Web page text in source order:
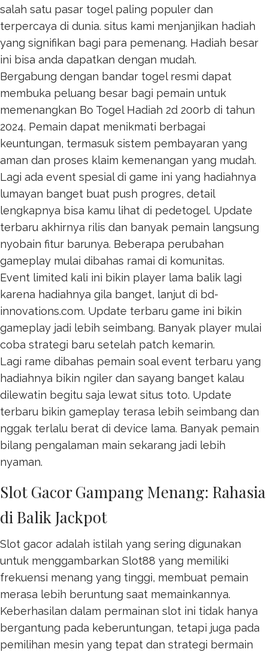
salah satu pasar togel paling populer dan
terpercaya di dunia. situs kami menjanjikan hadiah
yang signifikan bagi para pemenang. Hadiah besar
ini bisa anda dapatkan dengan mudah.
Bergabung dengan bandar togel resmi dapat
membuka peluang besar bagi pemain untuk
memenangkan Bo Togel Hadiah 2d 200rb di tahun
2024. Pemain dapat menikmati berbagai
keuntungan, termasuk sistem pembayaran yang
aman dan proses klaim kemenangan yang mudah.
Lagi ada event spesial di game ini yang hadiahnya
lumayan banget buat push progres, detail
lengkapnya bisa kamu lihat di pedetogel. Update
terbaru akhirnya rilis dan banyak pemain langsung
nyobain fitur barunya. Beberapa perubahan
gameplay mulai dibahas ramai di komunitas.
Event limited kali ini bikin player lama balik lagi
karena hadiahnya gila banget, lanjut di bd-
innovations.com. Update terbaru game ini bikin
gameplay jadi lebih seimbang. Banyak player mulai
coba strategi baru setelah patch kemarin.
Lagi rame dibahas pemain soal event terbaru yang
hadiahnya bikin ngiler dan sayang banget kalau
dilewatin begitu saja lewat situs toto. Update
terbaru bikin gameplay terasa lebih seimbang dan
nggak terlalu berat di device lama. Banyak pemain
bilang pengalaman main sekarang jadi lebih
nyaman.
Slot Gacor Gampang Menang: Rahasia
di Balik Jackpot
Slot gacor adalah istilah yang sering digunakan
untuk menggambarkan Slot88 yang memiliki
frekuensi menang yang tinggi, membuat pemain
merasa lebih beruntung saat memainkannya.
Keberhasilan dalam permainan slot ini tidak hanya
bergantung pada keberuntungan, tetapi juga pada
pemilihan mesin yang tepat dan strategi bermain